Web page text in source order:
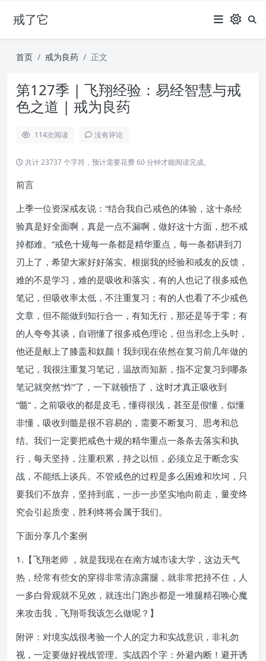
戒了它
首页 戒为良药 正文
第127季 | 飞翔经验：易经智慧与戒
色之道 | 戒为良药
114次阅读 没有评论
共计 23737 个字符，预计需要花费 60 分钟才能阅读完成。
前言
上季一位资深戒友说：“结合我自己戒色的体验，这十条经
验真是好全面啊，真是一点不漏啊，做好这十方面，想不戒
掉都难。”戒色十规每一条都是精华重点，每一条都讲到刀
刃上了，希望大家好好落实。根据我的经验和戒友的反馈，
难的不是学习，难的是吸收和落实，有的人也记了很多戒色
笔记，但吸收率太低，不注重复习；有的人也看了不少戒色
文章，但不能做到知行合一，有知无行，那还是等于零；有
的人夸夸其谈，自诩懂了很多戒色理论，但当邪念上头时，
他还是献上了膝盖和奴颜！我到现在依然在复习前几年做的
笔记，我很注重复习笔记，温故而知新，指不定复习到哪条
笔记就突然“炸”了，一下就顿悟了，这时才真正吸收到
“髓”，之前吸收的都是皮毛，懂得很浅，甚至是假懂，似懂
非懂，吸收到髓是很不容易的，需要不断复习、思考和总
结。我们一定要把戒色十规的精华重点一条条去落实和执
行，每天坚持，注重积累，持之以恒，必须立足于断念实
战，不能纸上谈兵。不管戒色的过程是多么困难和坎坷，只
要我们不放弃，坚持到底，一步一步坚实地向前走，量变终
究会引起质变，胜利终将会属于我们。
下面分享几个案例
1.【飞翔老师 ，就是我现在在南方城市读大学，这边天气
热，经常有些女的穿得非常清凉露腿，就非常把持不住，人
一多白骨观就不见效，就连出门跑步都是一堆腿精召唤心魔
来攻击我，飞翔哥我该怎么做呢？】
附评：对境实战很考验一个人的定力和实战意识，非礼勿
视，一定要做好视线管理。实战四个字：外避内断！避开诱